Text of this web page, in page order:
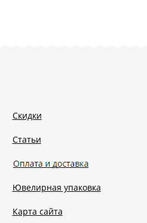
Скидки
Статьи
Ювелирная упаковка
Карта сайта